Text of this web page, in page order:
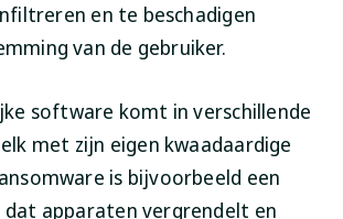
en te beschadigen
van de gebruiker.
software komt in verschillende
met zijn eigen kwaadaardige
is bijvoorbeeld een
apparaten vergrendelt en